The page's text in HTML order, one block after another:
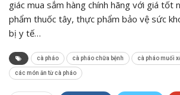
giác mua sắm hàng chính hãng với giá tốt
phẩm thuốc tây, thực phẩm bảo vệ sức
bị y tế…
cà pháo cà pháo chữa bệnh cà pháo muối
các món ăn từ cà pháo